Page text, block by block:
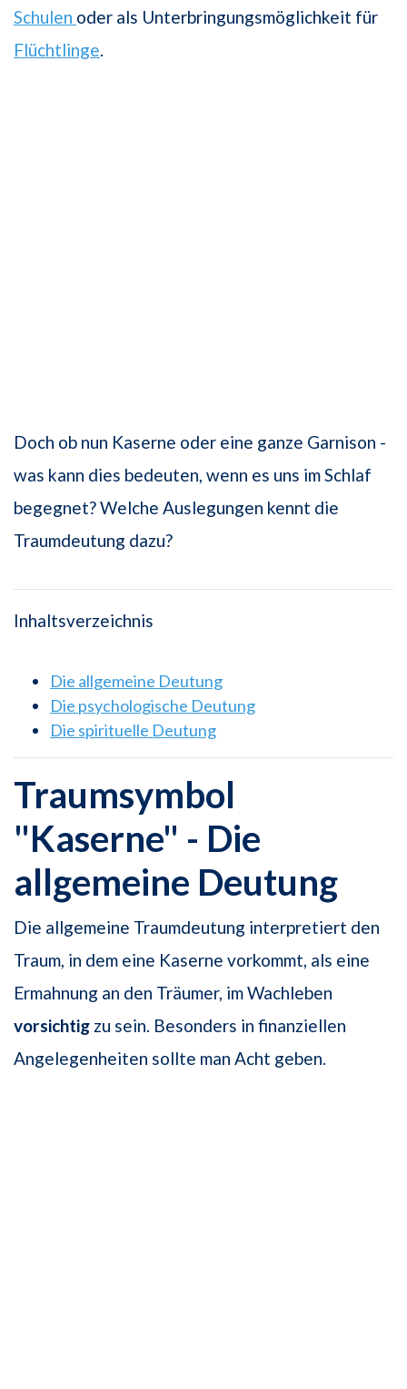
Schulen oder als Unterbringungsmöglichkeit für
Flüchtlinge
Doch ob nun Kaserne oder eine ganze Garnison -
was kann dies bedeuten, wenn es uns im Schlaf
begegnet? Welche Auslegungen kennt die
Traumdeutung dazu?
Inhaltsverzeichnis
Die allgemeine Deutung
Die psychologische Deutung
Die spirituelle Deutung
Traumsymbol
"Kaserne" - Die
allgemeine Deutung
Die allgemeine Traumdeutung interpretiert den
Traum, in dem eine Kaserne vorkommt, als eine
Ermahnung an den Träumer, im Wachleben
vorsichtig zu sein. Besonders in finanziellen
Angelegenheiten sollte man Acht geben.